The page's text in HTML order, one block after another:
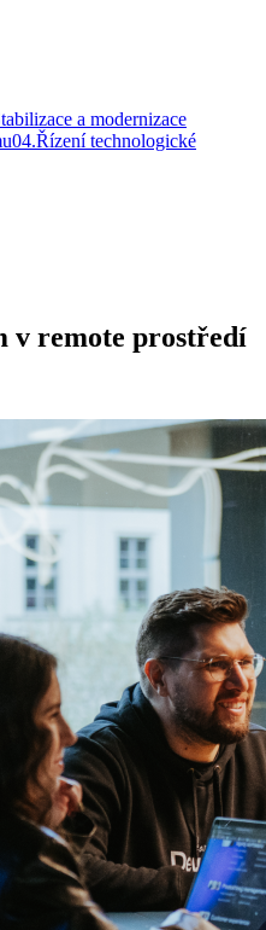
a modernizace
04.Řízení technologické
v remote prostředí